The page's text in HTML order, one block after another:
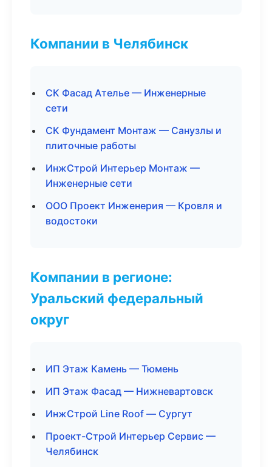
Компании в Челябинск
СК Фасад Ателье — Инженерные
сети
СК Фундамент Монтаж — Санузлы и
плиточные работы
ИнжСтрой Интерьер Монтаж —
Инженерные сети
ООО Проект Инженерия — Кровля и
водостоки
Компании в регионе:
Уральский федеральный
округ
ИП Этаж Камень — Тюмень
ИП Этаж Фасад — Нижневартовск
ИнжСтрой Line Roof — Сургут
Проект-Строй Интерьер Сервис —
Челябинск